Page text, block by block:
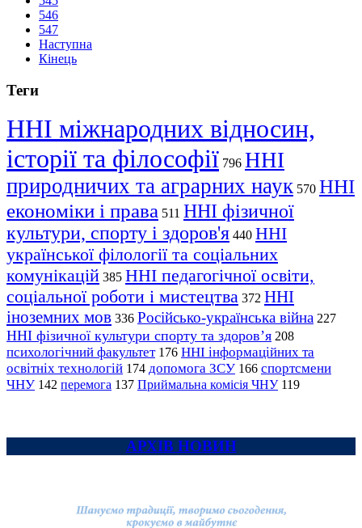
546
547
Наступна
Кінець
Теги
ННІ міжнародних відносин,
історії та філософії 796 ННІ
природничих та аграрних наук 570 ННІ
економіки і права 511 ННІ фізичної
культури, спорту і здоров'я 440 ННІ
української філології та соціальних
комунікацій 385 ННІ педагогічної освіти,
соціальної роботи і мистецтва 372 ННІ
іноземних мов 336 Російсько-українська війна 227
ННІ фізичної культури спорту та здоров’я 208
психологічний факультет 176 ННІ інформаційних та
освітніх технологій 174 допомога ЗСУ 166 спортсмени
ЧНУ 142 перемога 137 Приймальна комісія ЧНУ 119
АРХІВ НОВИН